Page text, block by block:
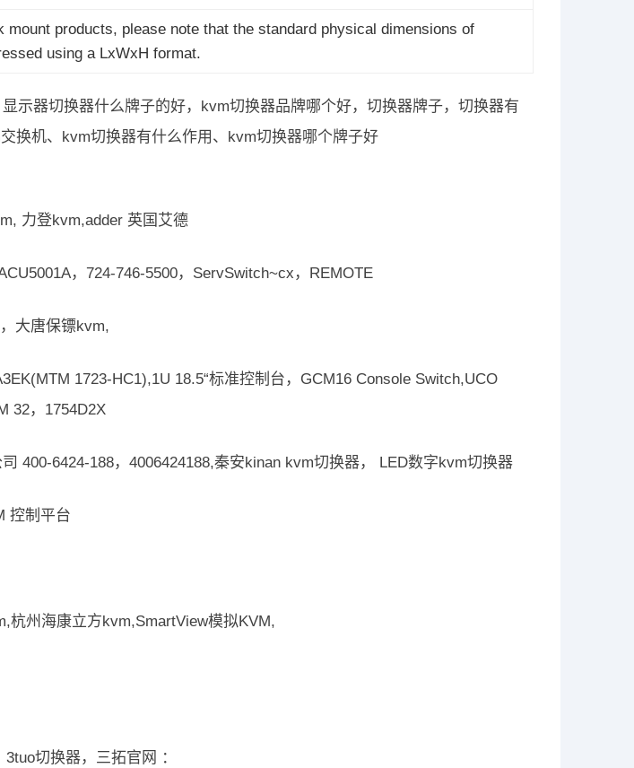
mount products, please note that the standard physical dimensions of
using a LxWxH format.
示器切换器什么牌子的好，kvm切换器品牌哪个好，切换器牌子，切换器有
换机、kvm切换器有什么作用、kvm切换器哪个牌子好
力登kvm,adder 英国艾德
，724-746-5500，ServSwitch~cx，REMOTE
大唐保镖kvm,
1723-HC1),1U 18.5“标准控制台，GCM16 Console Switch,UCO
32，1754D2X
400-6424-188，4006424188,秦安kinan kvm切换器， LED数字kvm切换器
控制平台
杭州海康立方kvm,SmartView模拟KVM,
切换器，三拓官网 ：